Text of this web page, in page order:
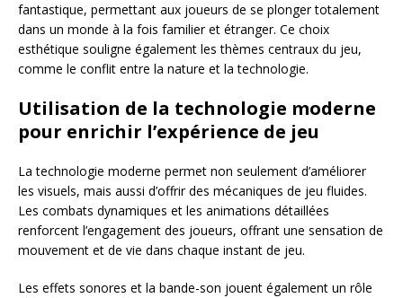
fantastique, permettant aux joueurs de se plonger totalement
dans un monde à la fois familier et étranger. Ce choix
esthétique souligne également les thèmes centraux du jeu,
comme le conflit entre la nature et la technologie.
Utilisation de la technologie moderne
pour enrichir l’expérience de jeu
La technologie moderne permet non seulement d’améliorer
les visuels, mais aussi d’offrir des mécaniques de jeu fluides.
Les combats dynamiques et les animations détaillées
renforcent l’engagement des joueurs, offrant une sensation de
mouvement et de vie dans chaque instant de jeu.
Les effets sonores et la bande-son jouent également un rôle